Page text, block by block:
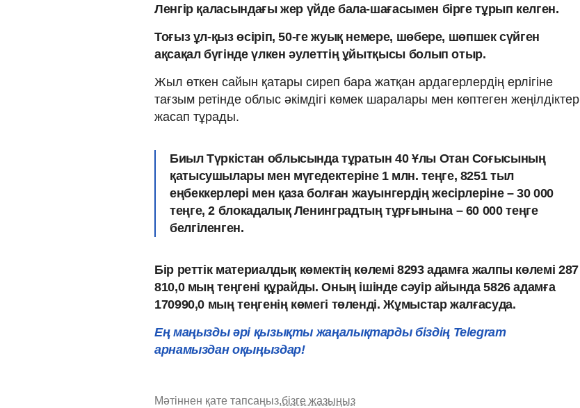
Ленгір қаласындағы жер үйде бала-шағасымен бірге тұрып келген.
Тоғыз ұл-қыз өсіріп, 50-ге жуық немере, шөбере, шөпшек сүйген
ақсақал бүгінде үлкен әулеттің ұйытқысы болып отыр.
Жыл өткен сайын қатары сиреп бара жатқан ардагерлердің ерлігіне
тағзым ретінде облыс әкімдігі көмек шаралары мен көптеген жеңілдіктер
жасап тұрады.
Биыл Түркістан облысында тұратын 40 Ұлы Отан Соғысының
қатысушылары мен мүгедектеріне 1 млн. теңге, 8251 тыл
еңбеккерлері мен қаза болған жауынгердің жесірлеріне – 30 000
теңге, 2 блокадалық Ленинградтың тұрғынына – 60 000 теңге
белгіленген.
Бір реттік материалдық көмектің көлемі 8293 адамға жалпы көлемі 287
810,0 мың теңгені құрайды. Оның ішінде сәуір айында 5826 адамға
170990,0 мың теңгенің көмегі төленді. Жұмыстар жалғасуда.
Ең маңызды әрі қызықты жаңалықтарды біздің Telegram
арнамыздан оқыңыздар!
Мәтіннен қате тапсаңыз,бізге жазыңыз